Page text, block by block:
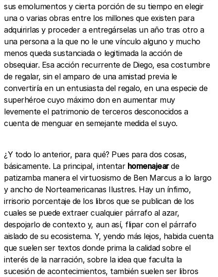
sus emolumentos y cierta porción de su tiempo en elegir
una o varias obras entre los millones que existen para
adquirirlas y proceder a entregárselas un año tras otro a
una persona a la que no le une vínculo alguno y mucho
menos queda sustanciada o legitimada la acción de
obsequiar. Esa acción recurrente de Diego, esa costumbre
de regalar, sin el amparo de una amistad previa le
convertiría en un entusiasta del regalo, en una especie de
superhéroe cuyo máximo don en aumentar muy
levemente el patrimonio de terceros desconocidos a
cuenta de menguar en semejante medida el suyo.
¿Y todo lo anterior, para qué? Pues para dos cosas,
básicamente. La principal, intentar homenajearde
patizamba manera el virtuosismo de Ben Marcus a lo largo
y ancho de Norteamericanas Ilustres. Hay un ínfimo,
irrisorio porcentaje de los libros que se publican de los
cuales se puede extraer cualquier párrafo al azar,
despojarlo de contexto y, aun así, flipar con el párrafo
aislado de su ecosistema. Y, yendo más lejos, habida cuenta
que suelen ser textos donde prima la calidad sobre el
interés de la narración, sobre la idea que faculta la
sucesión de acontecimientos, también suelen ser libros